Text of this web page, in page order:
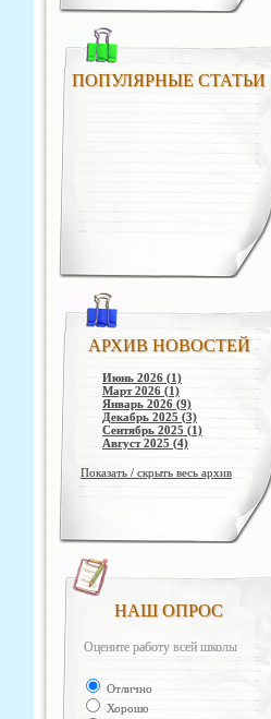
ПОПУЛЯРНЫЕ СТАТЬИ
АРХИВ НОВОСТЕЙ
Июнь 2026 (1)
Март 2026 (1)
Январь 2026 (9)
Декабрь 2025 (3)
Сентябрь 2025 (1)
Август 2025 (4)
Показать / скрыть весь архив
НАШ ОПРОС
Оцените работу всей школы
Отлично
Хорошо